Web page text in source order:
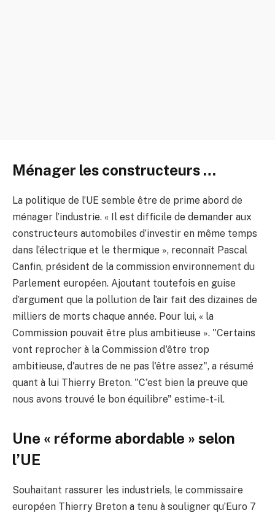
Ménager les constructeurs …
La politique de l’UE semble être de prime abord de
ménager l’industrie. « Il est difficile de demander aux
constructeurs automobiles d’investir en même temps
dans l’électrique et le thermique », reconnaît Pascal
Canfin, président de la commission environnement du
Parlement européen. Ajoutant toutefois en guise
d’argument que la pollution de l’air fait des dizaines de
milliers de morts chaque année. Pour lui, « la
Commission pouvait être plus ambitieuse ». "Certains
vont reprocher à la Commission d'être trop
ambitieuse, d'autres de ne pas l'être assez", a résumé
quant à lui Thierry Breton. "C'est bien la preuve que
nous avons trouvé le bon équilibre" estime-t-il.
Une « réforme abordable » selon
l’UE
Souhaitant rassurer les industriels, le commissaire
européen Thierry Breton a tenu à souligner qu’Euro 7